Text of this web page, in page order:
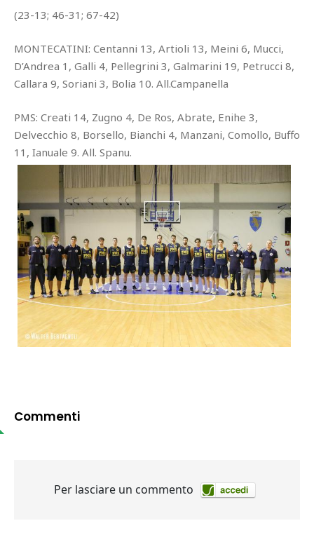
(23-13; 46-31; 67-42)
MONTECATINI: Centanni 13, Artioli 13, Meini 6, Mucci,
D’Andrea 1, Galli 4, Pellegrini 3, Galmarini 19, Petrucci 8,
Callara 9, Soriani 3, Bolia 10. All.Campanella
PMS: Creati 14, Zugno 4, De Ros, Abrate, Enihe 3,
Delvecchio 8, Borsello, Bianchi 4, Manzani, Comollo, Buffo
11, Ianuale 9. All. Spanu.
Commenti